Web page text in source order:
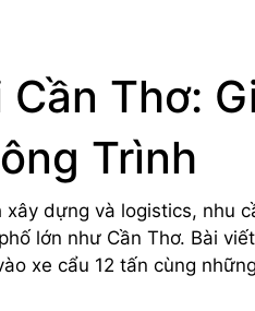
Thơ:
Trình
dựng và logistics, nhu
lớn như Cần Thơ. Bài
xe cẩu 12 tấn cùng